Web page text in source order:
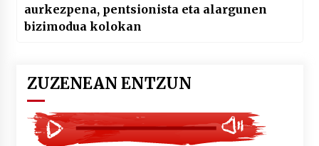
aurkezpena, pentsionista eta alargunen
bizimodua kolokan
ZUZENEAN ENTZUN